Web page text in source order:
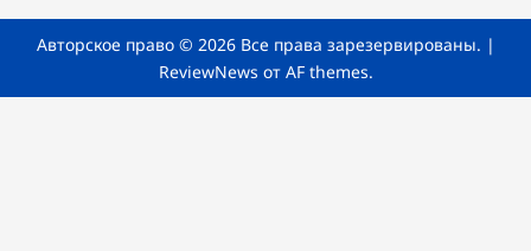
Авторское право © 2026 Все права зарезервированы. |
ReviewNews от AF themes.